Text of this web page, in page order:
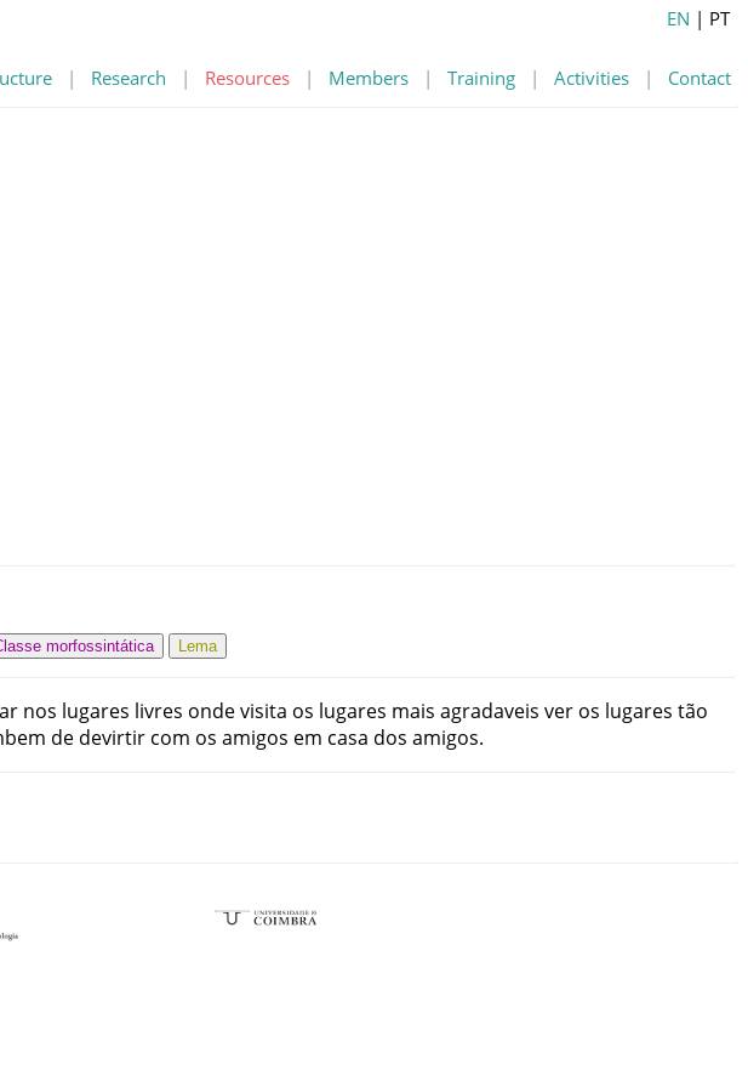
| Research | Resources | Members | Training | Activities | Contact
EN | PT
morfossintática Lema
nos lugares livres ondevisita os lugares mais agradaveis ver os lugares tão
de devirtir com os amigos em casa dos amigos.